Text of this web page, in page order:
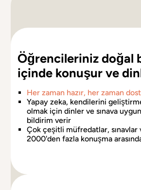
Öğrencileriniz doğal
içinde konuşur ve
Her zaman hazır, her zaman dost
Yapay zeka, kendilerini
olmak için dinler ve sınava
bildirim verir
Çok çeşitli müfredatlar,
2000'den fazla konuşma